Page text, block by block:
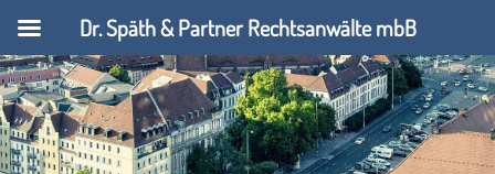
Dr. Späth & Partner Rechtsanwälte mbB